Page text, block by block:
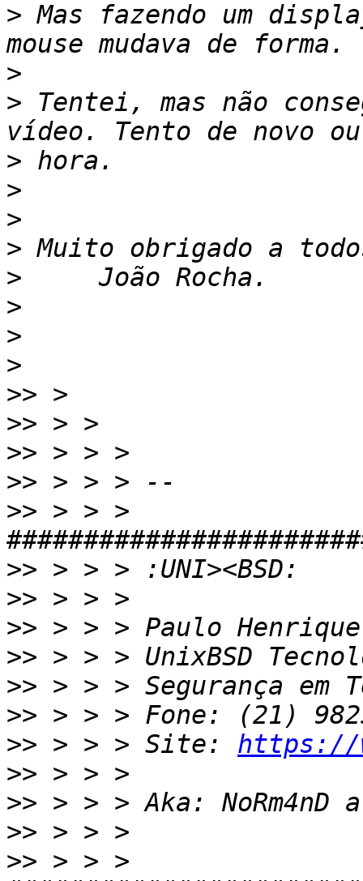
> Mas fazendo um
>
> Tentei, mas não
>
>
>
>
>
>
>
>
>>
>>
>>
>>
>> > > >
>>
>>
>>
>>
>>
>>
>> > > > Site: https://
>>
>>
>>
>> > > >